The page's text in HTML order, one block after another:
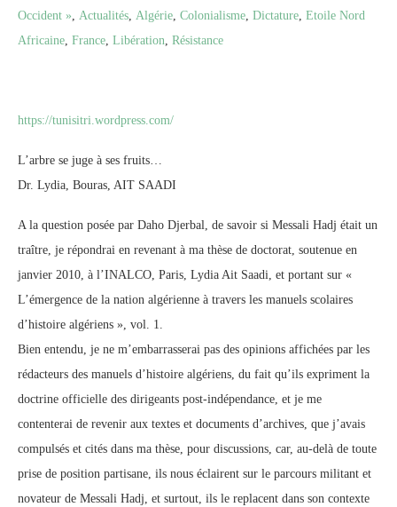
Occident », Actualités, Algérie, Colonialisme, Dictature, Etoile Nord
Africaine, France, Libération, Résistance
https://tunisitri.wordpress.com/
L’arbre se juge à ses fruits…
Dr. Lydia, Bouras, AIT SAADI
A la question posée par Daho Djerbal, de savoir si Messali Hadj était un
traître, je répondrai en revenant à ma thèse de doctorat, soutenue en
janvier 2010, à l’INALCO, Paris, Lydia Ait Saadi, et portant sur «
L’émergence de la nation algérienne à travers les manuels scolaires
d’histoire algériens », vol. 1.
Bien entendu, je ne m’embarrasserai pas des opinions affichées par les
rédacteurs des manuels d’histoire algériens, du fait qu’ils expriment la
doctrine officielle des dirigeants post-indépendance, et je me
contenterai de revenir aux textes et documents d’archives, que j’avais
compulsés et cités dans ma thèse, pour discussions, car, au-delà de toute
prise de position partisane, ils nous éclairent sur le parcours militant et
novateur de Messali Hadj, et surtout, ils le replacent dans son contexte